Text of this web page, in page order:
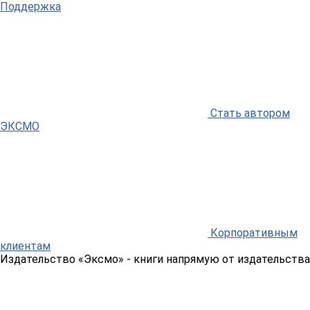
Поддержка
Стать автором
ЭКСМО
Корпоративным
клиентам
Издательство «Эксмо» - книги напрямую от издательства